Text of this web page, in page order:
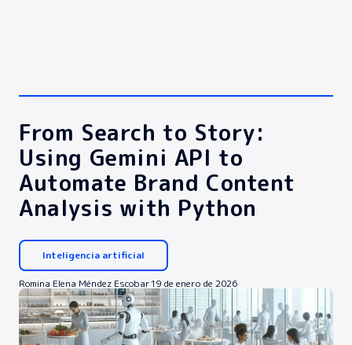
From Search to Story:
Using Gemini API to
Automate Brand Content
Analysis with Python
Inteligencia artificial
Romina Elena Méndez Escobar19 de enero de 2026